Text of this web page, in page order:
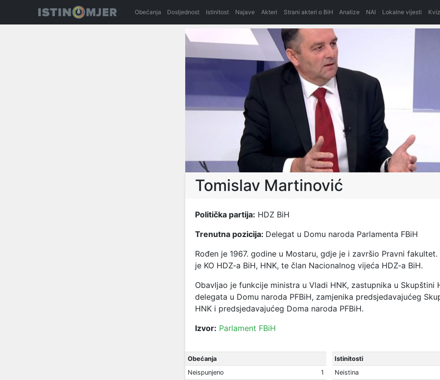
Obećanja Dosljednost Istinitost Najave Akteri Strani akteri o BiH Analize NAI Lokalne vijesti Kviz
Tomislav Martinović
Politička partija: HDZ BiH
Trenutna pozicija: Delegat u Domu naroda Parlamenta FBiH
Rođen je 1967. godine u Mostaru, gdje je i završio Pravni fakultet.
je KO HDZ-a BiH, HNK, te član Nacionalnog vijeća HDZ-a BiH.
Obavljao je funkcije ministra u Vladi HNK, zastupnika u Skupštini
delegata u Domu naroda PFBiH, zamjenika predsjedavajućeg
HNK i predsjedavajućeg Doma naroda PFBiH.
Izvor: Parlament FBiH
Obećanja
Neispunjeno
1
Istinitosti
Neistina